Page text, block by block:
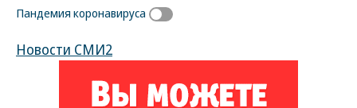
Пандемия коронавируса
Новости СМИ2